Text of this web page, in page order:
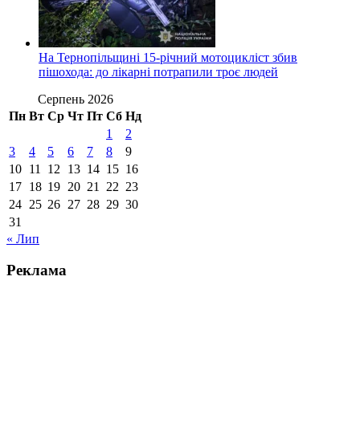
На Тернопільщині 15-річний мотоцикліст збив
пішохода: до лікарні потрапили троє людей
Серпень 2026
Пн Вт Ср Чт Пт Сб Нд
1
2
3
4 5 6 7 8
9
10 11 12 13 14 15 16
17 18 19 20 21 22 23
24 25 26 27 28 29 30
31
« Лип
Реклама